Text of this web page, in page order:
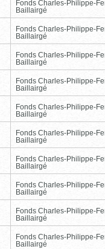
Fonds Charles-Philippe-
Baillairgé
Fonds Charles-Philippe-
Baillairgé
Fonds Charles-Philippe-
Baillairgé
Fonds Charles-Philippe-
Baillairgé
Fonds Charles-Philippe-
Baillairgé
Fonds Charles-Philippe-
Baillairgé
Fonds Charles-Philippe-
Baillairgé
Fonds Charles-Philippe-
Baillairgé
Fonds Charles-Philippe-
Baillairgé
Fonds Charles-Philippe-
Baillairgé